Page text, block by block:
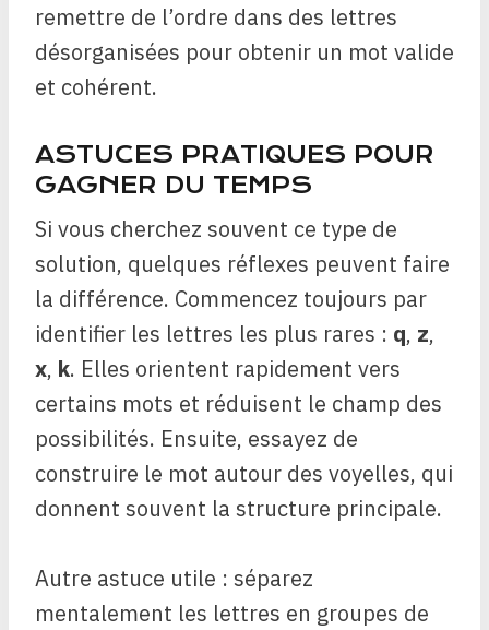
remettre de l’ordre dans des lettres
désorganisées pour obtenir un mot valide
et cohérent.
ASTUCES PRATIQUES POUR
GAGNER DU TEMPS
Si vous cherchez souvent ce type de
solution, quelques réflexes peuvent faire
la différence. Commencez toujours par
identifier les lettres les plus rares : q, z,
x, k. Elles orientent rapidement vers
certains mots et réduisent le champ des
possibilités. Ensuite, essayez de
construire le mot autour des voyelles, qui
donnent souvent la structure principale.
Autre astuce utile : séparez
mentalement les lettres en groupes de